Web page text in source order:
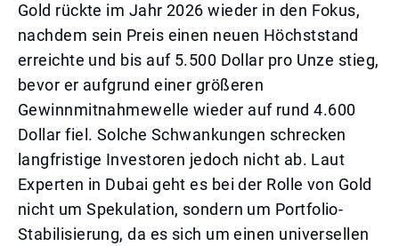
Gold rückte im Jahr 2026 wieder in den Fokus,
nachdem sein Preis einen neuen Höchststand
erreichte und bis auf 5.500 Dollar pro Unze stieg,
bevor er aufgrund einer größeren
Gewinnmitnahmewelle wieder auf rund 4.600
Dollar fiel. Solche Schwankungen schrecken
langfristige Investoren jedoch nicht ab. Laut
Experten in Dubai geht es bei der Rolle von Gold
nicht um Spekulation, sondern um Portfolio-
Stabilisierung, da es sich um einen universellen